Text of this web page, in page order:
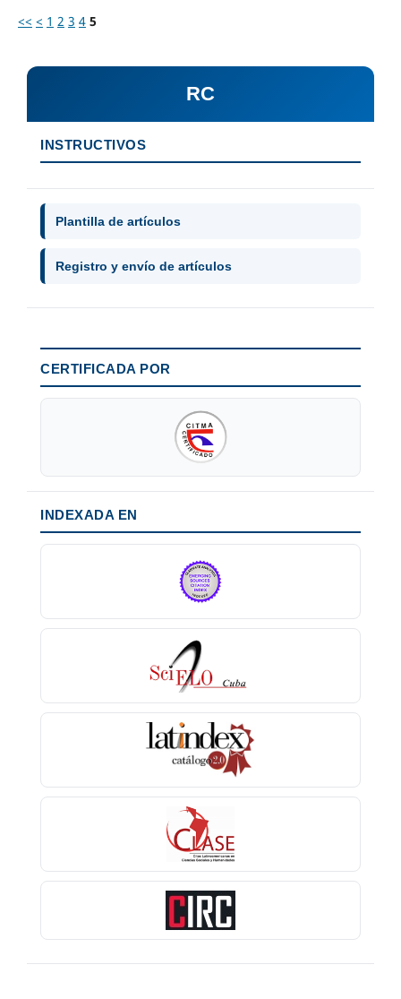
<< < 1 2 3 4 5
RC
INSTRUCTIVOS
Plantilla de artículos
Registro y envío de artículos
CERTIFICADA POR
INDEXADA EN